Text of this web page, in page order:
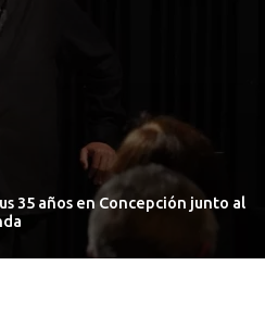
35 años en Concepción junto al